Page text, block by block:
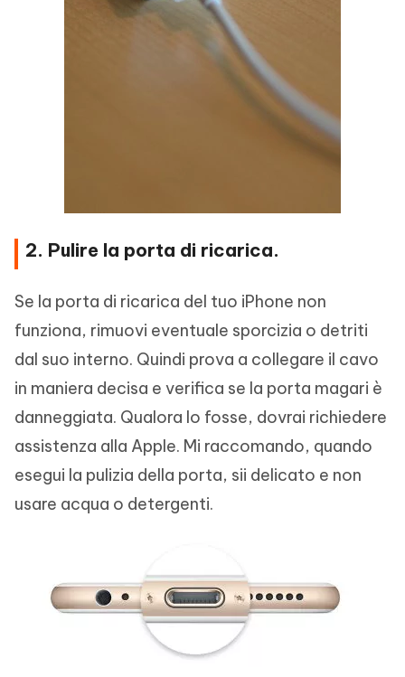
2. Pulire la porta di ricarica.
Se la porta di ricarica del tuo iPhone non
funziona, rimuovi eventuale sporcizia o detriti
dal suo interno. Quindi prova a collegare il cavo
in maniera decisa e verifica se la porta magari è
danneggiata. Qualora lo fosse, dovrai richiedere
assistenza alla Apple. Mi raccomando, quando
esegui la pulizia della porta, sii delicato e non
usare acqua o detergenti.